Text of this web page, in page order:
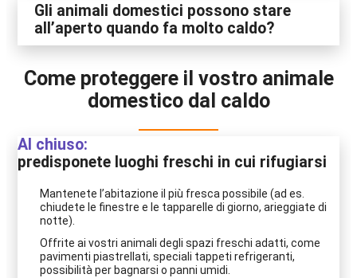
Gli animali domestici possono stare
all’aperto quando fa molto caldo?
Come proteggere il vostro animale
domestico dal caldo
Al chiuso:
predisponete luoghi freschi in cui rifugiarsi
Mantenete l’abitazione il più fresca possibile (ad es.
chiudete le finestre e le tapparelle di giorno, arieggiate di
notte).
Offrite ai vostri animali degli spazi freschi adatti, come
pavimenti piastrellati, speciali tappeti refrigeranti,
possibilità per bagnarsi o panni umidi.